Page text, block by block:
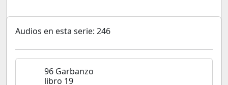
Audios en esta serie: 246
96 Garbanzo
libro 19